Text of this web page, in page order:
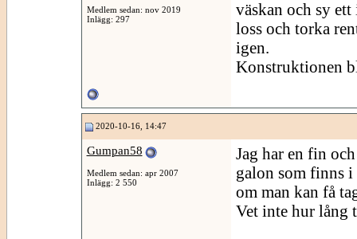
Medlem sedan: nov 2019
Inlägg: 297
väskan och sy
loss och torka
igen.
Konstruktionen
2020-10-16, 14:47
Gumpan58
Medlem sedan: apr 2007
Inlägg: 2 550
Jag har en fin
galon som finns
om man kan få
Vet inte hur lång